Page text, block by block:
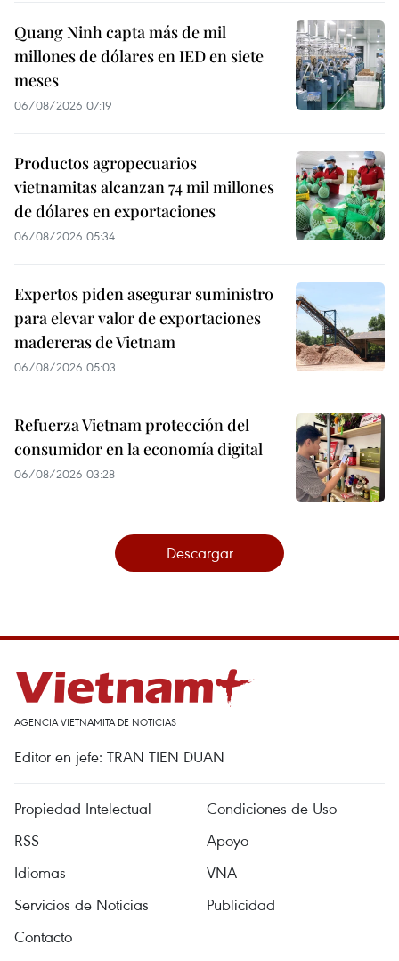
Quang Ninh capta más de mil
millones de dólares en IED en siete
meses
06/08/2026 07:19
Productos agropecuarios
vietnamitas alcanzan 74 mil millones
de dólares en exportaciones
06/08/2026 05:34
Expertos piden asegurar suministro
para elevar valor de exportaciones
madereras de Vietnam
06/08/2026 05:03
Refuerza Vietnam protección del
consumidor en la economía digital
06/08/2026 03:28
Descargar
AGENCIA VIETNAMITA DE NOTICIAS
Editor en jefe: TRAN TIEN DUAN
Propiedad Intelectual
Condiciones de Uso
RSS
Apoyo
Idiomas
VNA
Servicios de Noticias
Publicidad
Contacto